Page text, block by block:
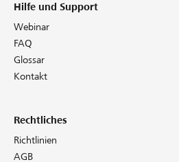
Hilfe und Support
Webinar
FAQ
Glossar
Kontakt
Rechtliches
Richtlinien
AGB